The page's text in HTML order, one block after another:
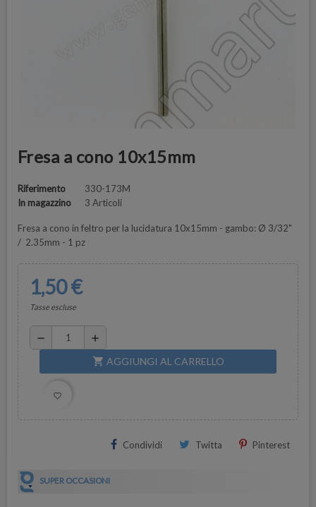
Fresa a cono 10x15mm
Riferimento
330-173M
In magazzino
3 Articoli
Fresa a cono in feltro per la lucidatura 10x15mm - gambo: Ø 3/32"
/ 2.35mm - 1 pz
1,50 €
Tasse escluse
remove add
shopping_cart AGGIUNGI AL CARRELLO
favorite_border
Condividi Twitta Pinterest
SUPER OCCASIONI